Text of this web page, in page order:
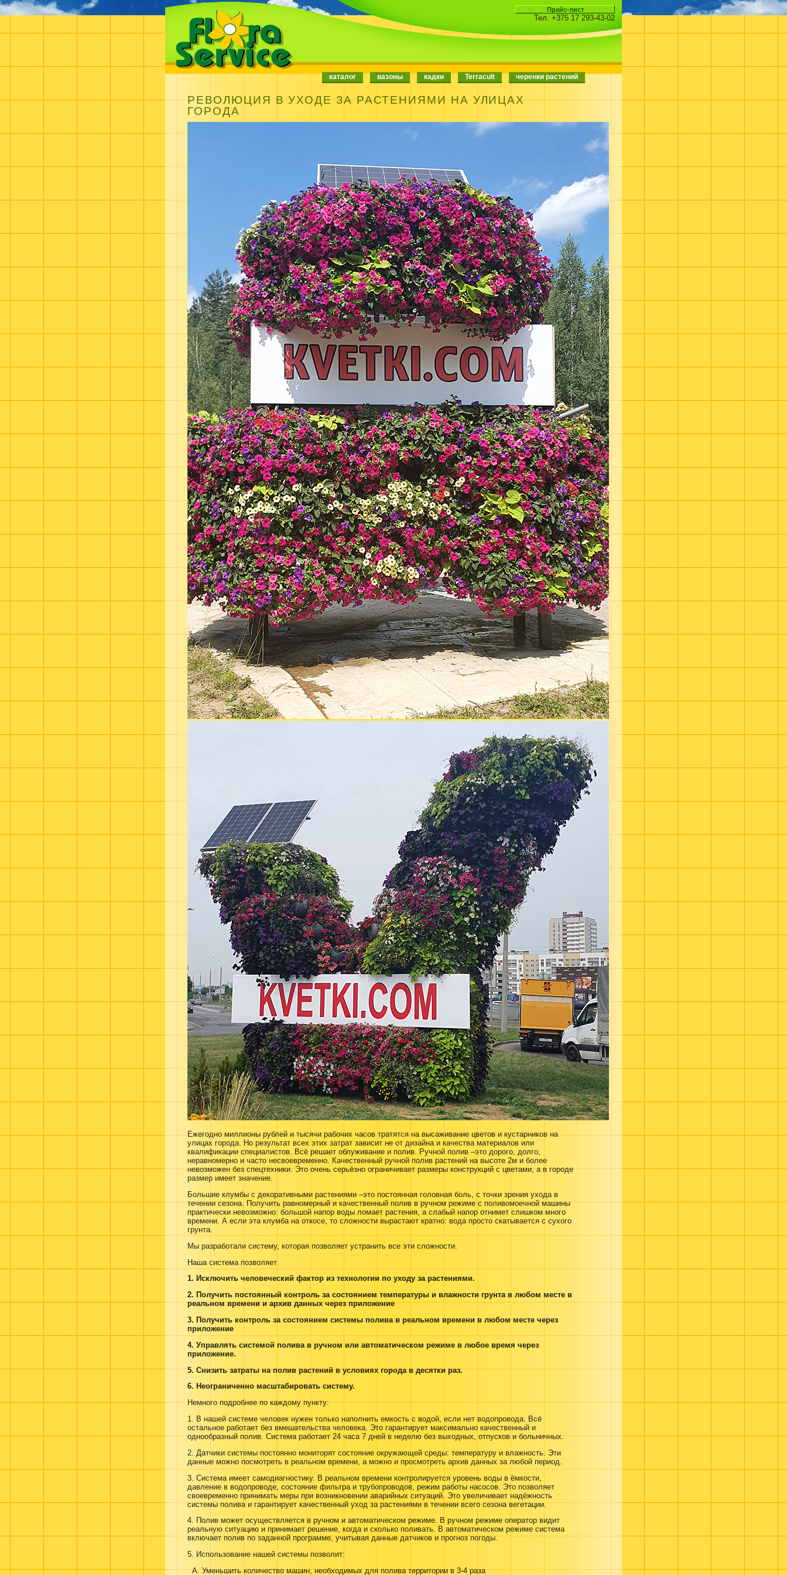
Тел. +375 17 293-43-02
каталог вазоны кадки Terracult черенки растений
РЕВОЛЮЦИЯ В УХОДЕ ЗА РАСТЕНИЯМИ НА УЛИЦАХ
ГОРОДА
Ежегодно миллионы рублей и тысячи рабочих часов тратятся на высаживание цветов и кустарников на
улицах города. Но результат всех этих затрат зависит не от дизайна и качества материалов или
квалификации специалистов. Всё решает облуживание и полив. Ручной полив –это дорого, долго,
неравномерно и часто несвоевременно. Качественный ручной полив растений на высоте 2м и более
невозможен без спецтехники. Это очень серьёзно ограничивает размеры конструкций с цветами, а в городе
размер имеет значение.
Большие клумбы с декоративными растениями –это постоянная головная боль, с точки зрения ухода в
течении сезона. Получить равномерный и качественный полив в ручном режиме с поливомоечной машины
практически невозможно: большой напор воды ломает растения, а слабый напор отнимет слишком много
времени. А если эта клумба на откосе, то сложности вырастают кратно: вода просто скатывается с сухого
грунта.
Мы разработали систему, которая позволяет устранить все эти сложности.
Наша система позволяет
1. Исключить человеческий фактор из технологии по уходу за растениями.
2. Получить постоянный контроль за состоянием температуры и влажности грунта в любом месте в
реальном времени и архив данных через приложение
3. Получить контроль за состоянием системы полива в реальном времени в любом месте через
приложение
4. Управлять системой полива в ручном или автоматическом режиме в любое время через
приложение.
5. Снизить затраты на полив растений в условиях города в десятки раз.
6. Неограниченно масштабировать систему.
Немного подробнее по каждому пункту:
1. В нашей системе человек нужен только наполнить емкость с водой, если нет водопровода. Всё
остальное работает без вмешательства человека. Это гарантирует максимально качественный и
однообразный полив. Система работает 24 часа 7 дней в неделю без выходных, отпусков и больничных.
2. Датчики системы постоянно мониторят состояние окружающей среды: температуру и влажность. Эти
данные можно посмотреть в реальном времени, а можно и просмотреть архив данных за любой период.
3. Система имеет самодиагностику. В реальном времени контролируется уровень воды в ёмкости,
давление в водопроводе, состояние фильтра и трубопроводов, режим работы насосов. Это позволяет
своевременно принимать меры при возникновении аварийных ситуаций. Это увеличивает надёжность
системы полива и гарантирует качественный уход за растениями в течении всего сезона вегетации.
4. Полив может осуществляется в ручном и автоматическом режиме. В ручном режиме оператор видит
реальную ситуацию и принимает решение, когда и сколько поливать. В автоматическом режиме система
включает полив по заданной программе, учитывая данные датчиков и прогноз погоды.
5. Использование нашей системы позволит:
А. Уменьшить количество машин, необходимых для полива территории в 3-4 раза